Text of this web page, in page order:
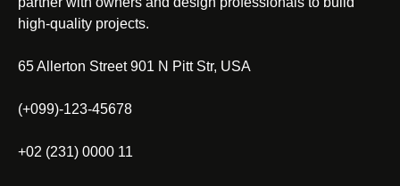
high-quality projects.
65 Allerton Street 901 N Pitt Str, USA
(+099)-123-45678
+02 (231) 0000 11